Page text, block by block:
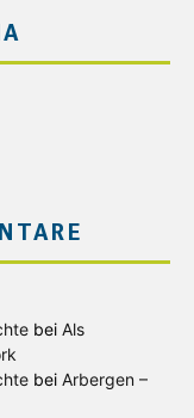
bei Als
bei Arbergen –